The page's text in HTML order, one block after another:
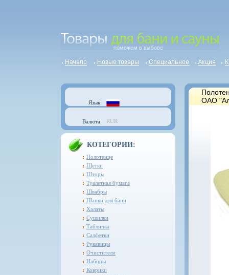
Язык:
Валюта: RUR
КОТЕГОРИИ:
Полотенце
Щетки
Шторы
Туалетная бумага
Швабры
Шапки для бани
Халаты
Сушилки
Табличка
Салфетки
Рукавицы
Очистители
Наборы
Коврики
ОАО